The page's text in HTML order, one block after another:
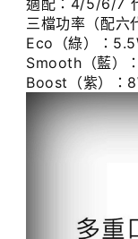
三檔功率（配六
Eco（綠）：
Smooth（藍）
Boost（紫）：